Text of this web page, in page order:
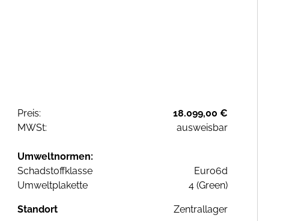
Preis:
18.099,00 €
MWSt:
ausweisbar
Umweltnormen:
Schadstoffklasse
Euro6d
Umweltplakette
4 (Green)
Standort Zentrallager